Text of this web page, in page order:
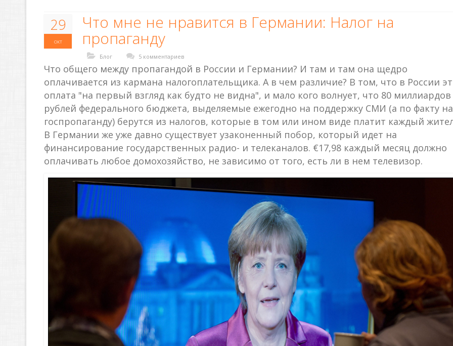
29
окт
Что мне не нравится в Германии: Налог на
пропаганду
Блог 5 комментариев
Что общего между пропагандой в России и Германии? И там и там она щедро
оплачивается из кармана налогоплательщика. А в чем различие? В том, что в России
оплата "на первый взгляд как будто не видна", и мало кого волнует, что 80 миллиардов
рублей федерального бюджета, выделяемые ежегодно на поддержку СМИ (а по факту на
госпропаганду) берутся из налогов, которые в том или ином виде платит каждый
В Германии же уже давно существует узаконенный побор, который идет на
финансирование государственных радио- и телеканалов. €17,98 каждый месяц должно
оплачивать любое домохозяйство, не зависимо от того, есть ли в нем телевизор.